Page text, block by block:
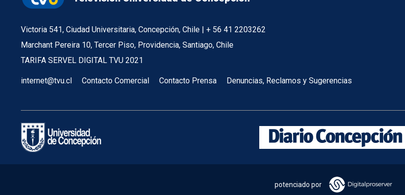
Victoria 541, Ciudad Universitaria, Concepción, Chile | + 56 41 2203262
Marchant Pereira 10, Tercer Piso, Providencia, Santiago, Chile
TARIFA SERVEL DIGITAL TVU 2021
internet@tvu.cl Contacto Comercial Contacto Prensa Denuncias, Reclamos y Sugerencias
potenciado por